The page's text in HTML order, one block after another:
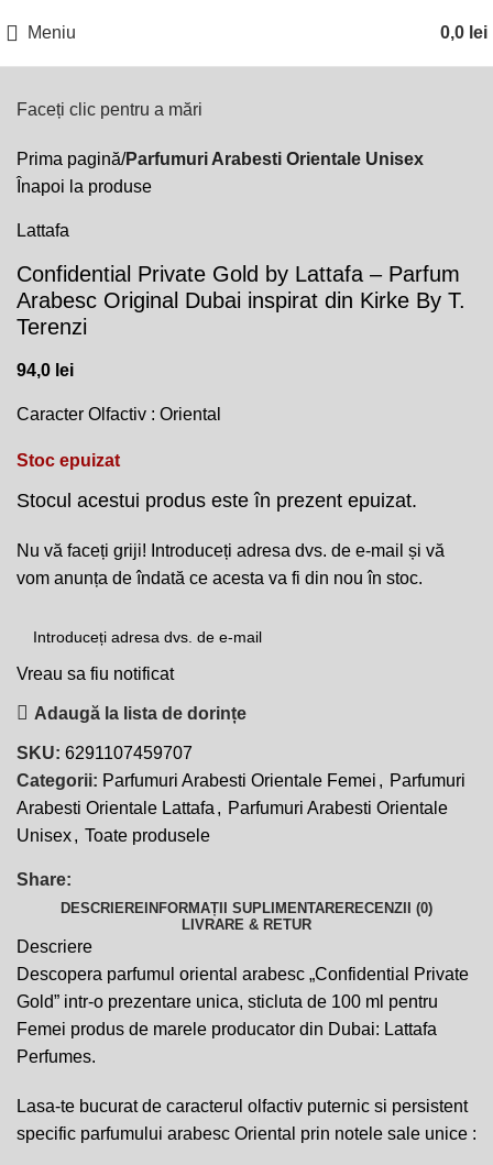
Meniu 0,0 lei
Faceți clic pentru a mări
Prima pagină Parfumuri Arabesti Orientale Unisex
Înapoi la produse
Lattafa
Confidential Private Gold by Lattafa – Parfum
Arabesc Original Dubai inspirat din Kirke By T.
Terenzi
94,0 lei
Caracter Olfactiv : Oriental
Stoc epuizat
Stocul acestui produs este în prezent epuizat.
Nu vă faceți griji! Introduceți adresa dvs. de e-mail și vă
vom anunța de îndată ce acesta va fi din nou în stoc.
Vreau sa fiu notificat
Adaugă la lista de dorințe
SKU: 6291107459707
Categorii: Parfumuri Arabesti Orientale Femei , Parfumuri
Arabesti Orientale Lattafa , Parfumuri Arabesti Orientale
Unisex, Toate produsele
Share:
DESCRIERE INFORMAȚII SUPLIMENTARERECENZII (0)
LIVRARE & RETUR
Descriere
Descopera parfumul oriental arabesc „Confidential Private
Gold” intr-o prezentare unica, sticluta de 100 ml pentru
Femei produs de marele producator din Dubai: Lattafa
Perfumes.
Lasa-te bucurat de caracterul olfactiv puternic si persistent
specific parfumului arabesc Oriental prin notele sale unice :